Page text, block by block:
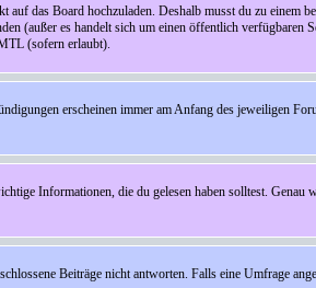
das Board hochzuladen. Deshalb musst du zu
(außer es handelt sich um einen öffentlich
(sofern erlaubt).
erscheinen immer am Anfang des jeweiligen
Informationen, die du gelesen haben solltest.
Beiträge nicht antworten. Falls eine Umfrage